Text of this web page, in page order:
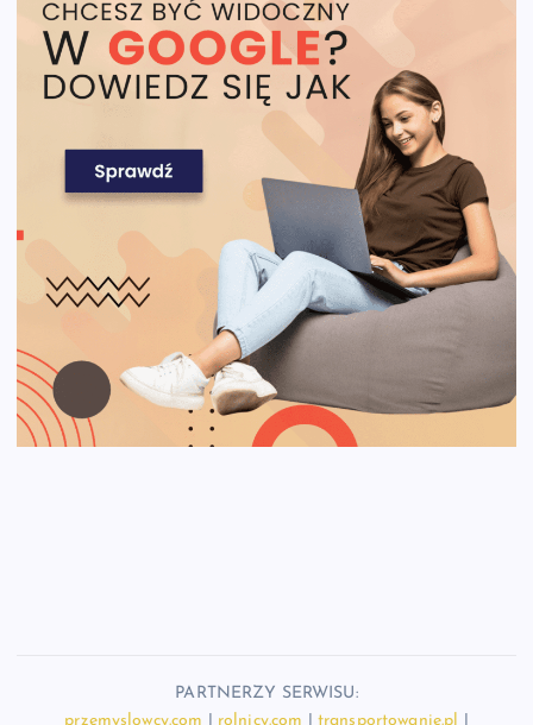
PARTNERZY SERWISU:
przemyslowcy.com
rolnicy.com transportowanie.pl